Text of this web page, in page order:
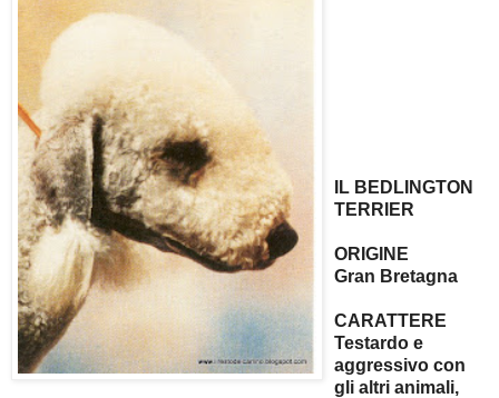
IL BEDLINGTON
TERRIER
ORIGINE
Gran Bretagna
CARATTERE
Testardo e
aggressivo con
gli altri animali,